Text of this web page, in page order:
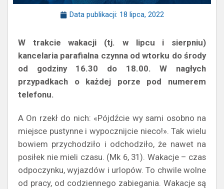
Data publikacji: 18 lipca, 2022
W trakcie wakacji (tj. w lipcu i sierpniu)
kancelaria parafialna czynna od wtorku do środy
od godziny 16.30 do 18.00. W nagłych
przypadkach o każdej porze pod numerem
telefonu.
A On rzekł do nich: «Pójdźcie wy sami osobno na
miejsce pustynne i wypocznijcie nieco!». Tak wielu
bowiem przychodziło i odchodziło, że nawet na
posiłek nie mieli czasu. (Mk 6, 31). Wakacje – czas
odpoczynku, wyjazdów i urlopów. To chwile wolne
od pracy, od codziennego zabiegania. Wakacje są